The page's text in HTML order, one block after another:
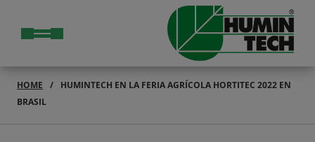
HOME
HUMINTECH EN LA FERIA AGRÍCOLA HORTITEC 2022 EN
BRASIL